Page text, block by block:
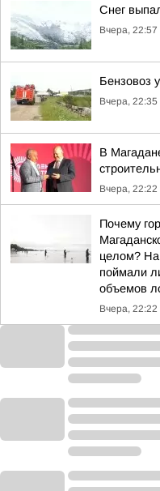
Снег
Вчера, 22:57
Бензовоз
Вчера, 22:35
В
Вчера, 22:22
Почему
целом? На
поймали
объемов
Вчера, 22:22